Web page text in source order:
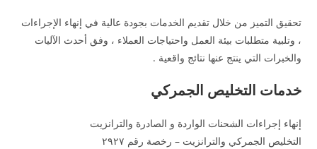
تحقيق التميز من خلال تقديم الخدمات بجودة عالية في إنهاء الإجراءات
، وتلبية متطلبات بيئة العمل واحتياجات العملاء ، وفق أحدث الآليات
والخبرات التي ينتج عنها نتائج واقعية .
خدمات التخليص الجمركي
إنهاء إجراءات الشحنات الواردة و الصادرة والترانزيت
التخليص الجمركي والترانزيت – رخصة رقم ٢٩٢٧